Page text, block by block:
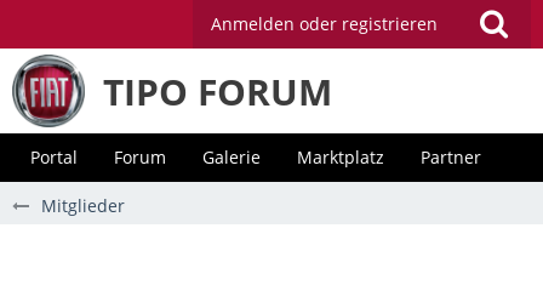
Anmelden oder registrieren
TIPO FORUM
Portal Forum Galerie Marktplatz Partner
Mitglieder